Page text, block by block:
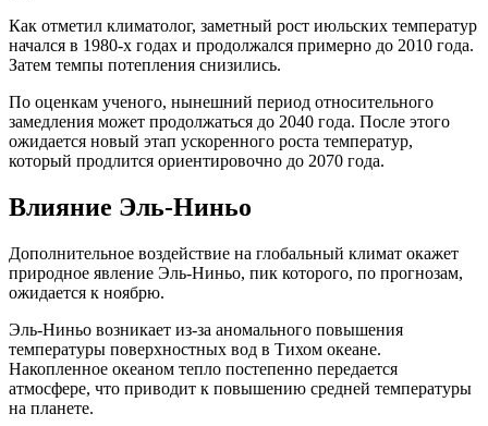
Как отметил климатолог, заметный рост июльских температур
начался в 1980-х годах и продолжался примерно до 2010 года.
Затем темпы потепления снизились.
По оценкам ученого, нынешний период относительного
замедления может продолжаться до 2040 года. После этого
ожидается новый этап ускоренного роста температур,
который продлится ориентировочно до 2070 года.
Влияние Эль-Ниньо
Дополнительное воздействие на глобальный климат окажет
природное явление Эль-Ниньо, пик которого, по прогнозам,
ожидается к ноябрю.
Эль-Ниньо возникает из-за аномального повышения
температуры поверхностных вод в Тихом океане.
Накопленное океаном тепло постепенно передается
атмосфере, что приводит к повышению средней температуры
на планете.